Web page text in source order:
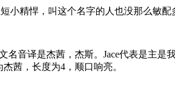
小精悍，叫这个名字的人也没那么敏配
名音译是杰茜，杰斯。Jace代表是主
茜，长度为4，顺口响亮。